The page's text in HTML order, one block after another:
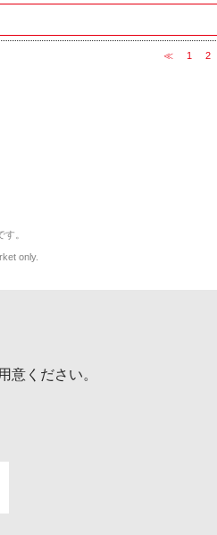
≪ 1 2
。
only.
意ください。